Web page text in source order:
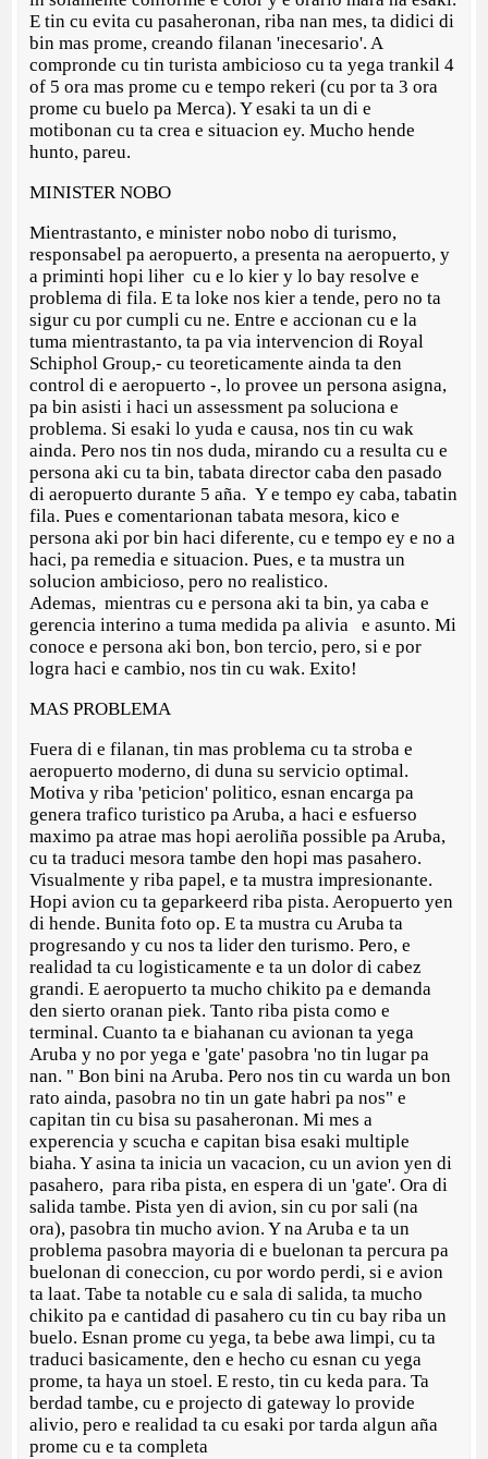
E tin cu evita cu pasaheronan, riba nan mes, ta didici di
bin mas prome, creando filanan 'inecesario'. A
compronde cu tin turista ambicioso cu ta yega trankil 4
of 5 ora mas prome cu e tempo rekeri (cu por ta 3 ora
prome cu buelo pa Merca). Y esaki ta un di e
motibonan cu ta crea e situacion ey. Mucho hende
hunto, pareu.
MINISTER NOBO
Mientrastanto, e minister nobo nobo di turismo,
responsabel pa aeropuerto, a presenta na aeropuerto, y
a priminti hopi liher cu e lo kier y lo bay resolve e
problema di fila. E ta loke nos kier a tende, pero no ta
sigur cu por cumpli cu ne. Entre e accionan cu e la
tuma mientrastanto, ta pa via intervencion di Royal
Schiphol Group,- cu teoreticamente ainda ta den
control di e aeropuerto -, lo provee un persona asigna,
pa bin asisti i haci un assessment pa soluciona e
problema. Si esaki lo yuda e causa, nos tin cu wak
ainda. Pero nos tin nos duda, mirando cu a resulta cu e
persona aki cu ta bin, tabata director caba den pasado
di aeropuerto durante 5 aña. Y e tempo ey caba, tabatin
fila. Pues e comentarionan tabata mesora, kico e
persona aki por bin haci diferente, cu e tempo ey e no a
haci, pa remedia e situacion. Pues, e ta mustra un
solucion ambicioso, pero no realistico.
Ademas, mientras cu e persona aki ta bin, ya caba e
gerencia interino a tuma medida pa alivia e asunto. Mi
conoce e persona aki bon, bon tercio, pero, si e por
logra haci e cambio, nos tin cu wak. Exito!
MAS PROBLEMA
Fuera di e filanan, tin mas problema cu ta stroba e
aeropuerto moderno, di duna su servicio optimal.
Motiva y riba 'peticion' politico, esnan encarga pa
genera trafico turistico pa Aruba, a haci e esfuerso
maximo pa atrae mas hopi aeroliña possible pa Aruba,
cu ta traduci mesora tambe den hopi mas pasahero.
Visualmente y riba papel, e ta mustra impresionante.
Hopi avion cu ta geparkeerd riba pista. Aeropuerto yen
di hende. Bunita foto op. E ta mustra cu Aruba ta
progresando y cu nos ta lider den turismo. Pero, e
realidad ta cu logisticamente e ta un dolor di cabez
grandi. E aeropuerto ta mucho chikito pa e demanda
den sierto oranan piek. Tanto riba pista como e
terminal. Cuanto ta e biahanan cu avionan ta yega
Aruba y no por yega e 'gate' pasobra 'no tin lugar pa
nan. " Bon bini na Aruba. Pero nos tin cu warda un bon
rato ainda, pasobra no tin un gate habri pa nos" e
capitan tin cu bisa su pasaheronan. Mi mes a
experencia y scucha e capitan bisa esaki multiple
biaha. Y asina ta inicia un vacacion, cu un avion yen di
pasahero, para riba pista, en espera di un 'gate'. Ora di
salida tambe. Pista yen di avion, sin cu por sali (na
ora), pasobra tin mucho avion. Y na Aruba e ta un
problema pasobra mayoria di e buelonan ta percura pa
buelonan di coneccion, cu por wordo perdi, si e avion
ta laat. Tabe ta notable cu e sala di salida, ta mucho
chikito pa e cantidad di pasahero cu tin cu bay riba un
buelo. Esnan prome cu yega, ta bebe awa limpi, cu ta
traduci basicamente, den e hecho cu esnan cu yega
prome, ta haya un stoel. E resto, tin cu keda para. Ta
berdad tambe, cu e projecto di gateway lo provide
alivio, pero e realidad ta cu esaki por tarda algun aña
prome cu e ta completa